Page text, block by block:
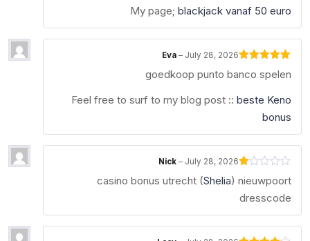
My page; blackjack vanaf 50 euro
of 5
Eva– July 28, 2026
goedkoop punto banco spelen
Feel free to surf to my blog post :: beste Keno
bonus
Rated
1
out
of
5
Nick– July 28, 2026
casino bonus utrecht (Shelia) nieuwpoort
dresscode